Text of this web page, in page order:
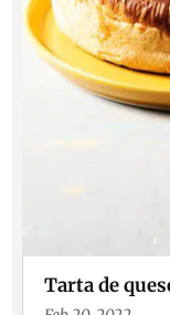
Tarta de